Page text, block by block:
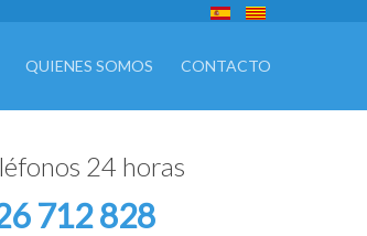
QUIENES SOMOS CONTACTO
24 horas
712 828